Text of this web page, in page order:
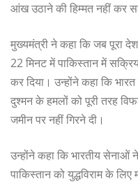
आंख उठाने की हिम्मत नहीं कर
मुख्यमंत्री ने कहा कि जब पूरा
22 मिनट में पाकिस्तान में
कर दिया। उन्होंने कहा कि
दुश्मन के हमलों को पूरी तरह
जमीन पर नहीं गिरने दी।
उन्होंने कहा कि भारतीय सेनाओं
पाकिस्तान को युद्धविराम के